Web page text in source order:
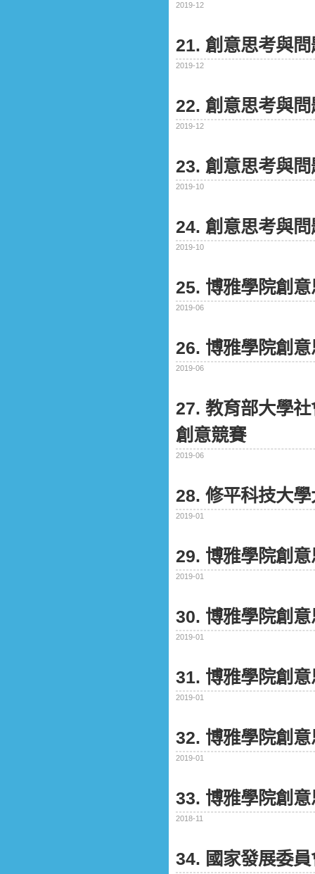
2019-12
21. 創意思考與
2019-12
22. 創意思考與
2019-12
23. 創意思考與
2019-10
24. 創意思考與
2019-10
25. 博雅學院創
2019-06
26. 博雅學院創
2019-06
27. 教育部大學
創意競賽
2019-06
28. 修平科技大
2019-01
29. 博雅學院創
2019-01
30. 博雅學院創
2019-01
31. 博雅學院創
2019-01
32. 博雅學院創
2019-01
33. 博雅學院創
2018-11
34. 國家發展委